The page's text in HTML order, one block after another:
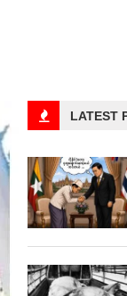
LATEST